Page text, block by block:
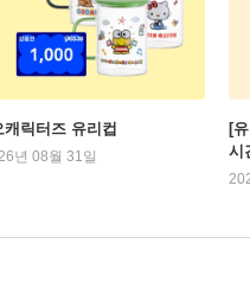
릭터즈 유리컵
년 08월 31일
[
시